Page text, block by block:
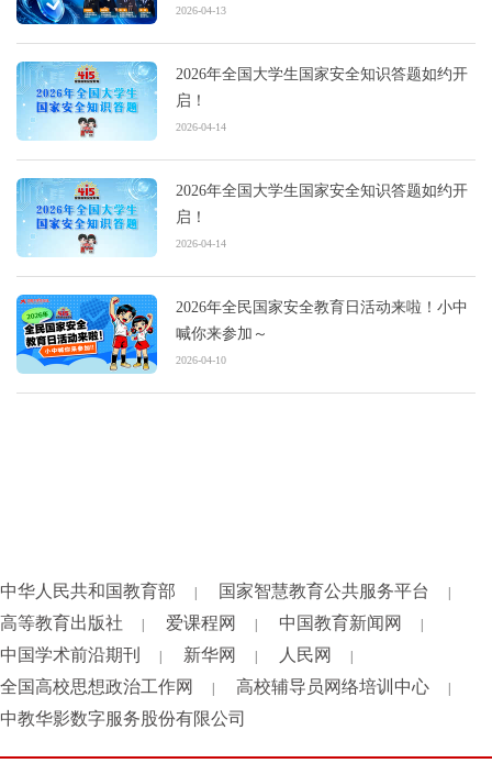
2026-04-13
2026年全国大学生国家安全知识答题如约开
启！
2026-04-14
2026年全国大学生国家安全知识答题如约开
启！
2026-04-14
2026年全民国家安全教育日活动来啦！小中
喊你来参加～
2026-04-10
中华人民共和国教育部 | 国家智慧教育公共服务平台 |
高等教育出版社 | 爱课程网 | 中国教育新闻网 |
中国学术前沿期刊 | 新华网 | 人民网 |
全国高校思想政治工作网 | 高校辅导员网络培训中心 |
中教华影数字服务股份有限公司